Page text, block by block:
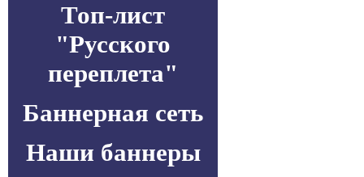
Топ-лист
"Русского
переплета"
Баннерная сеть
Наши баннеры